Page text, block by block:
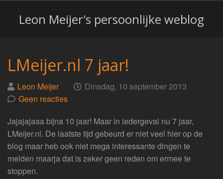
Leon Meijer's persoonlijke weblog
LMeijer.nl 7 jaar!
Geplaatst
door
Leon Meijer op Dinsdag, 10 september 2013
Geen reacties
Jajajajaaa bijna 10 jaar! Maar in iedergeval nu 7 jaar,
LMeijer.nl. De laatste tijd gebeurd er niet veel hier op de
blog maar heb ook niet mega interessante dingen te
melden maarja dat is zeker geen reden om ermee te
stoppen.